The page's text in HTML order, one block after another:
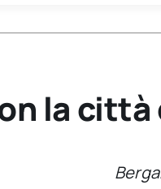
la città